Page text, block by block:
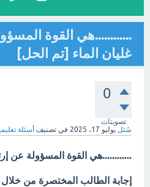
............هي القوة
غليان الماء [تم الحل]
0
تصويتات
سُئل يوليو 17، 2025 في تصنيف أسئلة
............هي القوة المسؤولة عن
إجابة الطالب المختصرة من